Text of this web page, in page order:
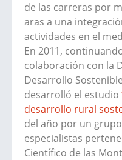
de las carreras por
aras a una
actividades en el
En 2011,
colaboración con la
Desarrollo
desarrolló el estudio
desarrollo rural
del año por un
especialistas
Científico de las